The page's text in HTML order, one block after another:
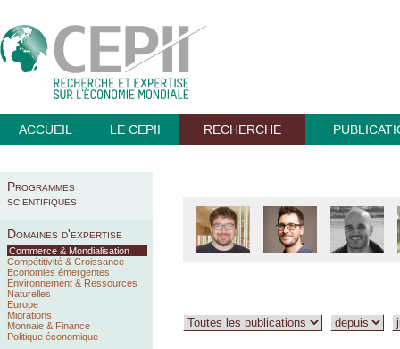
ACCUEIL LE CEPII RECHERCHE
Programmes
scientifiques
Domaines d'expertise
Commerce & Mondialisation
Compétitivité & Croissance
Economies émergentes
Environnement & Ressources
Naturelles
Europe
Migrations
Monnaie & Finance
Politique économique